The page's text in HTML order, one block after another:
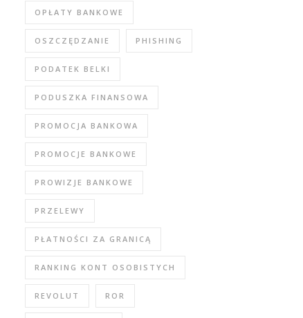
OPŁATY BANKOWE
OSZCZĘDZANIE PHISHING
PODATEK BELKI
PODUSZKA FINANSOWA
PROMOCJA BANKOWA
PROMOCJE BANKOWE
PROWIZJE BANKOWE
PRZELEWY
PŁATNOŚCI ZA GRANICĄ
RANKING KONT OSOBISTYCH
REVOLUT ROR